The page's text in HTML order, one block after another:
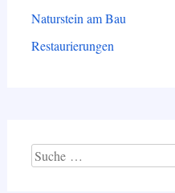
Naturstein am Bau
Restaurierungen
Suche
nach: